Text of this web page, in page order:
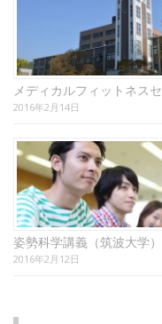
メディカルフィットネス
2016年2月14日
姿勢科学講義（筑波大学）
2016年2月12日